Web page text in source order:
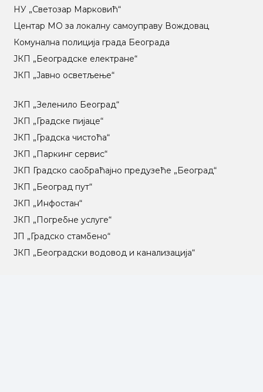
НУ „Светозар Марковић“
Центар МO за локалну самоуправу Вождовац
Комунална полиција града Београда
ЈКП „Београдске електране“
ЈКП „Јавно осветљење“
ЈКП „Зеленило Београд“
ЈКП „Градске пијаце“
ЈКП „Градска чистоћа“
ЈКП „Паркинг сервис“
ЈКП Градско саобраћајно предузеће „Београд“
ЈКП „Београд пут“
ЈКП „Инфостан“
ЈКП „Погребне услуге“
ЈП „Градско стамбено“
ЈКП „Београдски водовод и канализација“